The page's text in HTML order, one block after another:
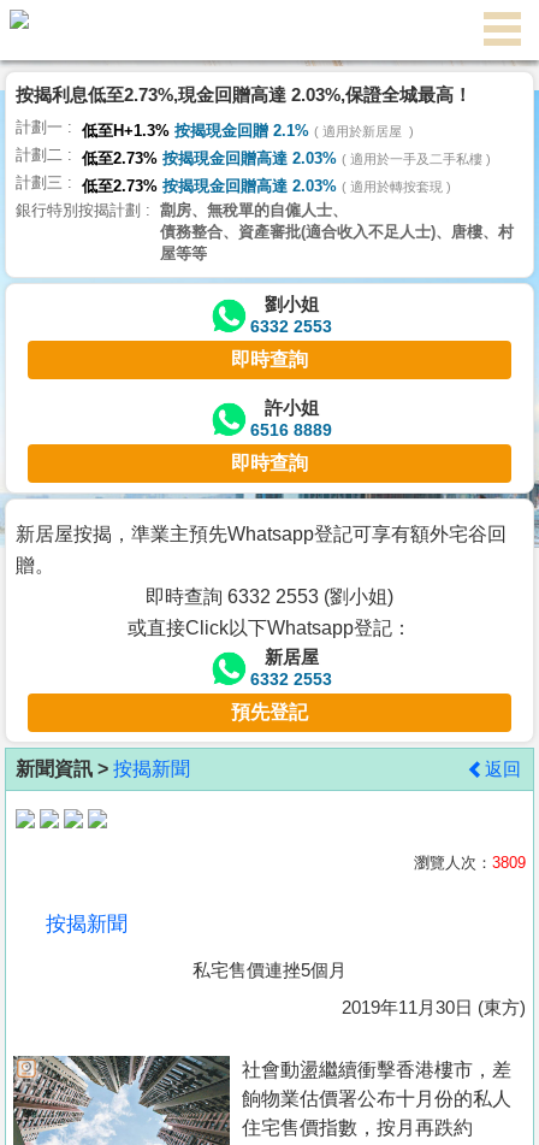
理
主
頁
搵
樓/
交
業
主
宅
谷
按
客
地
產
置
業
按揭利息低至2.73%,現金回贈高達 2.03%,保證全城最高！
計劃一 低至H+1.3% 按揭現金回贈 2.1% 適用於新居屋
計劃二 低至2.73% 按揭現金回贈高達 2.03% 適用於一手及二手私樓
計劃三 低至2.73% 按揭現金回贈高達 2.03% 適用於轉按套現
銀行特別按揭計劃
劏房、無稅單的自僱人士、
債務整合、資產審批(適合收入不足人士)、唐樓、村
屋等等
劉小姐
6332 2553
即時查詢
許小姐
6516 8889
即時查詢
新居屋按揭，準業主預先Whatsapp登記可享有額外宅谷回
贈。
即時查詢 6332 2553 (劉小姐)
或直接Click以下Whatsapp登記：
新居屋
6332 2553
預先登記
新聞資訊 > 按揭新聞 返回
瀏覽人次： 3809
按揭新聞
私宅售價連挫5個月
2019年11月30日 (東方)
社會動盪繼續衝擊香港樓市，差
餉物業估價署公布十月份的私人
住宅售價指數，按月再跌約